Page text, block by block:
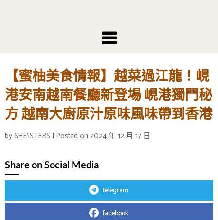
【蜜柚美食情報】越菜過江龍！峴
港安南越南餐廳新登場 峴港獨門秘
方 越南大廚原汁原味風味帶到香港
by SHE\STERS | Posted on 2024 年 12 月 17 日
Share on Social Media
telegram
facebook